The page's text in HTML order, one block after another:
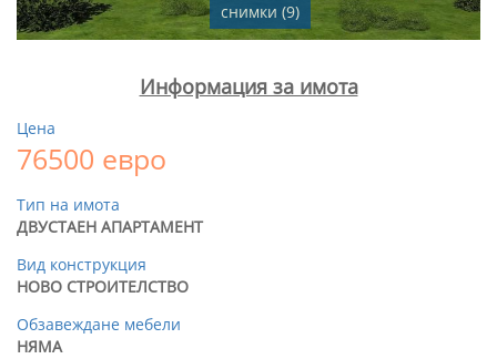
снимки (9)
Информация за имота
Цена
76500 евро
Тип на имота
ДВУСТАЕН АПАРТАМЕНТ
Вид конструкция
НОВО СТРОИТЕЛСТВО
Обзавеждане мебели
НЯМА